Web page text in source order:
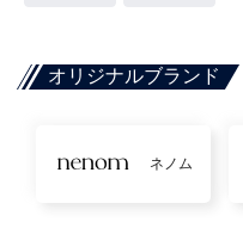
オリジナルブランド
ネノム